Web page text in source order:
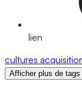
lien
cultures
Afficher plus de tags